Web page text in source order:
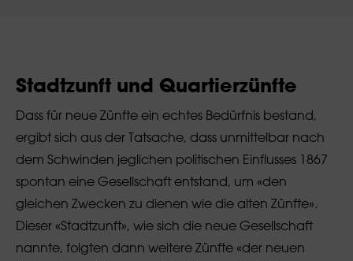
Stadtzunft und Quartierzünfte
Dass für neue Zünfte ein echtes Bedürfnis bestand,
ergibt sich aus der Tatsache, dass unmittelbar nach
dem Schwinden jeglichen politischen Einflusses 1867
spontan eine Gesellschaft entstand, um «den
gleichen Zwecken zu dienen wie die alten Zünfte».
Dieser «Stadtzunft», wie sich die neue Gesellschaft
nannte, folgten dann weitere Zünfte «der neuen